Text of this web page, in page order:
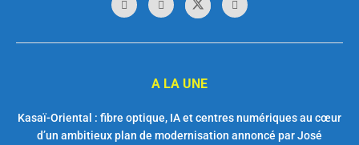
A LA UNE
Kasaï-Oriental : fibre optique, IA et centres numériques au cœur
d’un ambitieux plan de modernisation annoncé par José